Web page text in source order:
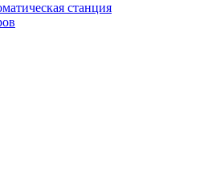
станция